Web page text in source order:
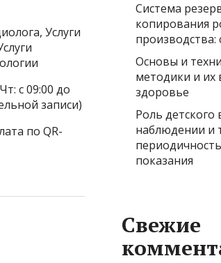
Услуги
с 09:00 до
записи)
по QR-
Система
копирования
производства:
Основы и
методики и их
здоровье
Роль детского
наблюдении и
показания
Свежие